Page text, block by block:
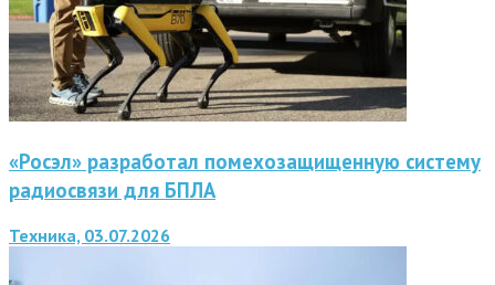
«Росэл» разработал помехозащищенную систему
радиосвязи для БПЛА
Техника, 03.07.2026